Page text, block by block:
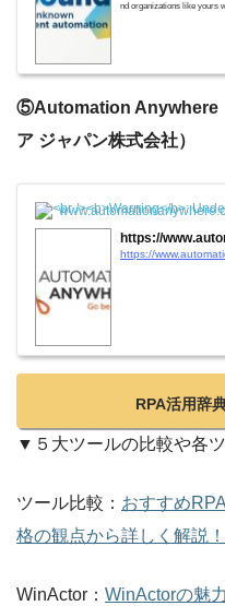
nd organizations like yours
⑤Automation Anywhere
ア ジャパン株式会社）
https://
https://
RPA活用辞
▼５大ツールの比較や各
ツール比較： おすすめ
格の観点から詳しく解説！
WinActor： WinActorの魅